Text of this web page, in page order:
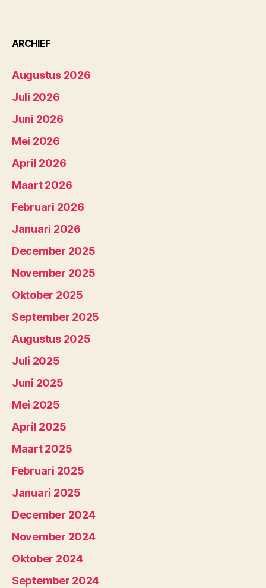
ARCHIEF
Augustus 2026
Juli 2026
Juni 2026
Mei 2026
April 2026
Maart 2026
Februari 2026
Januari 2026
December 2025
November 2025
Oktober 2025
September 2025
Augustus 2025
Juli 2025
Juni 2025
Mei 2025
April 2025
Maart 2025
Februari 2025
Januari 2025
December 2024
November 2024
Oktober 2024
September 2024